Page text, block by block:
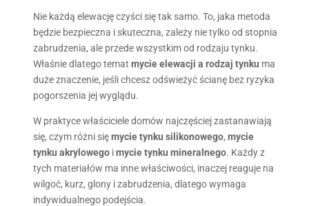
Nie każdą elewację czyści się tak samo. To, jaka metoda
będzie bezpieczna i skuteczna, zależy nie tylko od stopnia
zabrudzenia, ale przede wszystkim od rodzaju tynku.
Właśnie dlatego temat mycie elewacji a rodzaj tynku ma
duże znaczenie, jeśli chcesz odświeżyć ścianę bez ryzyka
pogorszenia jej wyglądu.
W praktyce właściciele domów najczęściej zastanawiają
się, czym różni sięmycie tynku silikonowego, mycie
tynku akrylowegoimycie tynku mineralnego. Każdy z
tych materiałów ma inne właściwości, inaczej reaguje na
wilgoć, kurz, glony i zabrudzenia, dlatego wymaga
indywidualnego podejścia.